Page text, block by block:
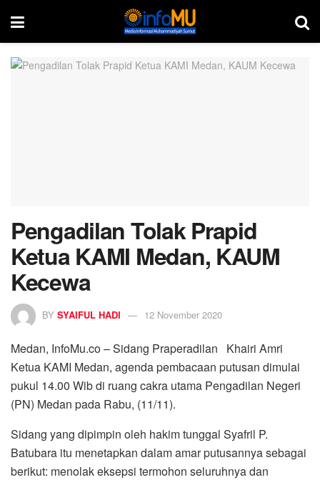
Pengadilan Tolak Prapid
Ketua KAMI Medan, KAUM
Kecewa
BY SYAIFUL HADI 12 November 2020
Medan, InfoMu.co – Sidang Praperadilan Khairi Amri
Ketua KAMI Medan, agenda pembacaan putusan dimulai
pukul 14.00 Wib di ruang cakra utama Pengadilan Negeri
(PN) Medan pada Rabu, (11/11).
Sidang yang dipimpin oleh hakim tunggal Syafril P.
Batubara itu menetapkan dalam amar putusannya sebagai
berikut: menolak eksepsi termohon seluruhnya dan